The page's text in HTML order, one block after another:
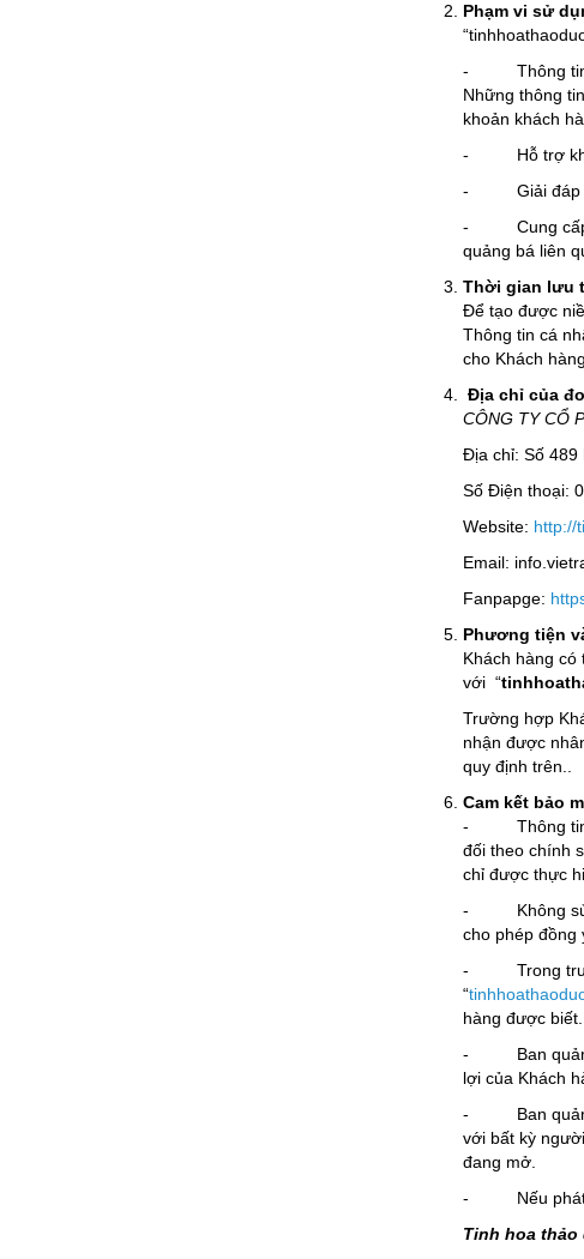
Phạm vi sử
- Thông tin
Những thông
khoản khách
- Hỗ trợ
- Giải đáp
- Cung cấp
quảng bá liên
Thời gian lưu
Để tạo được
Thông tin cá
cho Khách
Địa chỉ của
CÔNG TY CỔ
Địa chỉ: Số 489
Số Điện thoại:
Website: http://
Email:
Fanpapge:
Phương tiện
Khách hàng
với “
Trường hợp
nhận được
quy định trên..
Cam kết bảo
- Thông tin
đối theo chính
chỉ được thực
- Không sử
cho phép đồng
- Trong trường
“
hàng được biết.
- Ban quản
lợi của Khách
- Ban quản trị
với bất kỳ
đang mở.
- Nếu phát
Tinh hoa thảo